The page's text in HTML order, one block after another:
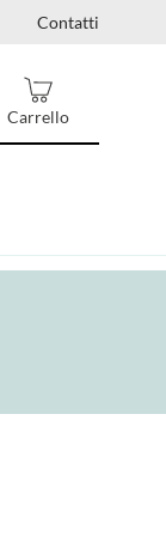
Contatti
Carrello